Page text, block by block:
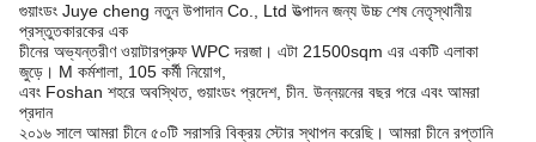
গুয়াংডং Juye cheng নতুন উপাদান Co., Ltd উত্পাদন জন্য উচ্চ শেষ নেতৃস্থানীয়
প্রস্তুতকারকের এক
চীনের অভ্যন্তরীণ ওয়াটারপ্রুফ WPC দরজা। এটা 21500sqm এর একটি এলাকা
জুড়ে। M কর্মশালা, 105 কর্মী নিয়োগ,
এবং Foshan শহরে অবস্থিত, গুয়াংডং প্রদেশ, চীন. উন্নয়নের বছর পরে এবং আমরা
প্রদান
২০১৬ সালে আমরা চীনে ৫০টি সরাসরি বিক্রয় স্টোর স্থাপন করেছি। আমরা চীনে রপ্তানি